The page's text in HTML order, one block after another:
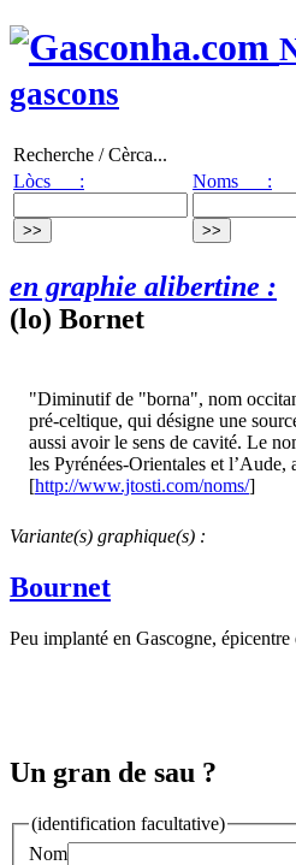
gascons
Recherche / Cèrca...
Lòcs :
Noms :
en graphie alibertine :
(lo) Bornet
"Diminutif de "borna", nom
pré-celtique, qui désigne une
aussi avoir le sens de cavité. Le
les Pyrénées-Orientales et l’Aude,
[http://www.jtosti.com/noms/]
Variante(s) graphique(s) :
Bournet
Peu implanté en Gascogne, épicentre
Un gran de sau ?
(identification facultative)
Nom